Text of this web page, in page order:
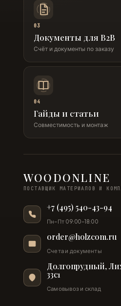
03
Документы для B2B
Счёт и документы по заказу
04
Гайды и статьи
Совместимость и монтаж
WOODONLINE
ПОСТАВЩИК МАТЕРИАЛОВ И
+7 (495) 540-43-94
Пн–Пт 09:00–18:00
order@holzcom.ru
Счета и документы
Долгопрудный,
33с1
Самовывоз и склад